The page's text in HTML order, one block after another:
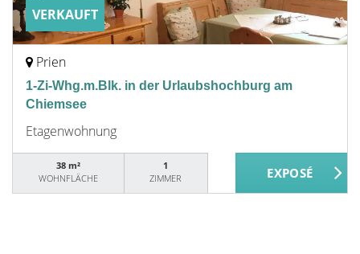
VERKAUFT
Prien
1-Zi-Whg.m.Blk. in der Urlaubshochburg am
Chiemsee
Etagenwohnung
38 m²
WOHNFLÄCHE
1
ZIMMER